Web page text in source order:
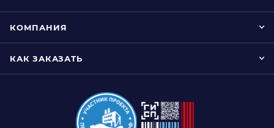
КОМПАНИЯ
КАК ЗАКАЗАТЬ